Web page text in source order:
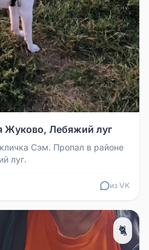
Жуково, Лебяжий луг
Сэм. Пропал в районе
луг.
из VK
🐈